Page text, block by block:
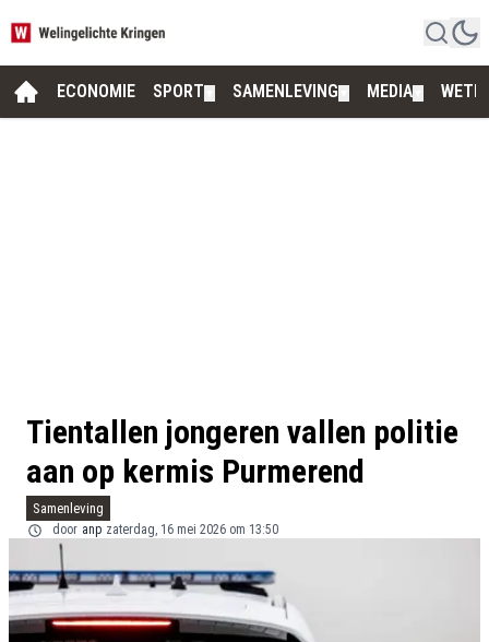
ECONOMIE SPORT SAMENLEVING MEDIA
Tientallen jongeren vallen politie
aan op kermis Purmerend
Samenleving
door anp zaterdag, 16 mei 2026 om 13:50